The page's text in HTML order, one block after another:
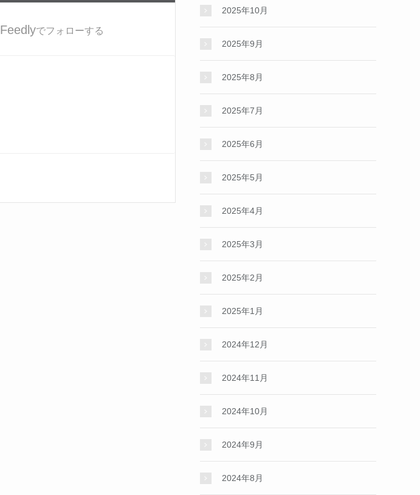
Feedlyでフォローする
2025年10月
2025年9月
2025年8月
2025年7月
2025年6月
2025年5月
2025年4月
2025年3月
2025年2月
2025年1月
2024年12月
2024年11月
2024年10月
2024年9月
2024年8月